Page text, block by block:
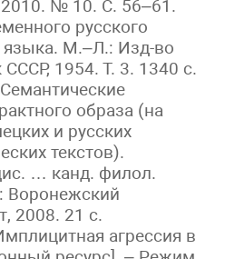
№ 10. С. 56–61.
русского
языка. М.–Л.: Изд-во
1954. Т. 3. 1340 с.
образа (на
и русских
текстов).
… канд. филол.
Воронежский
2008. 21 с.
агрессия в